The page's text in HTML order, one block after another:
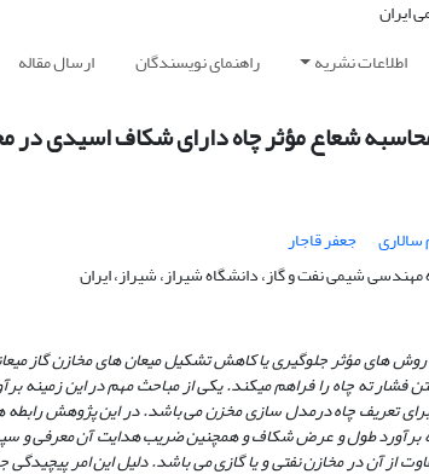
اطلاعات نشریه راهنمای نویسندگان ارسال مقاله
شعاع مؤثر چاه دارای شکاف اسیدی در
جعفر قاجار
شیمی نفت و گاز، دانشگاه شیراز، شیراز، ایران
های مؤثرجلوگیری یا کاهش تشکیل میعان های مخازن گاز
فشار ته چاه را فراهم می­کند. یکی از مباحث مهم در این
تعریف چاه درمدل سازی مخزن می باشد. در این پژوهش
برآورد طول و عرض شکاف و همچنین ضریب هدایت آن معرفی و
از آن در مخازن نفتی و یا گازی می باشد. دلیل این امر